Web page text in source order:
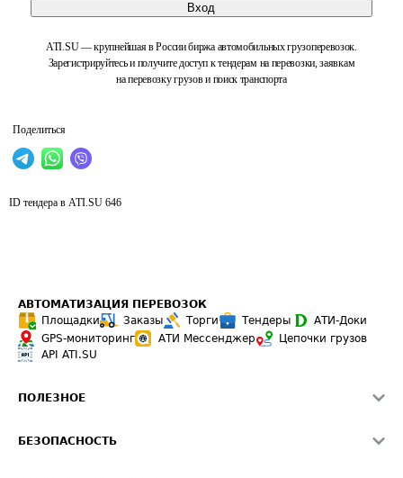
Вход
ATI.SU — крупнейшая в России биржа автомобильных грузоперевозок.
Зарегистрируйтесь и получите доступ к тендерам на перевозки, заявкам
на перевозку грузов и поиск транспорта
Поделиться
ID тендера в ATI.SU 646
АВТОМАТИЗАЦИЯ ПЕРЕВОЗОК
Площадки
Заказы Торги Тендеры
АТИ-Доки
GPS-мониторинг
АТИ Мессенджер
Цепочки грузов
API ATI.SU
ПОЛЕЗНОЕ
БЕЗОПАСНОСТЬ